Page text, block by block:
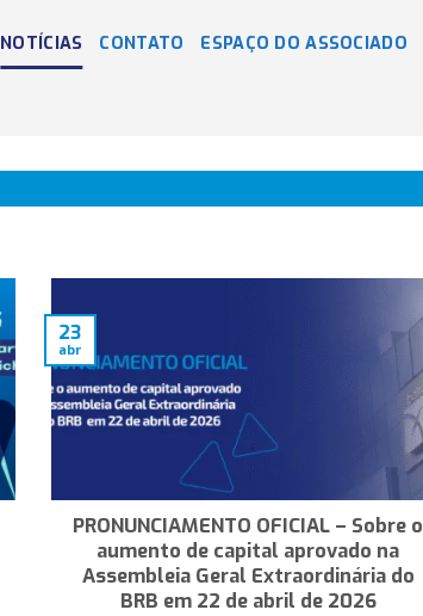
NOTÍCIAS CONTATO ESPAÇO DO ASSOCIADO
PRONUNCIAMENTO OFICIAL – Sobre o
aumento de capital aprovado na
Assembleia Geral Extraordinária do
BRB em 22 de abril de 2026
23
abr